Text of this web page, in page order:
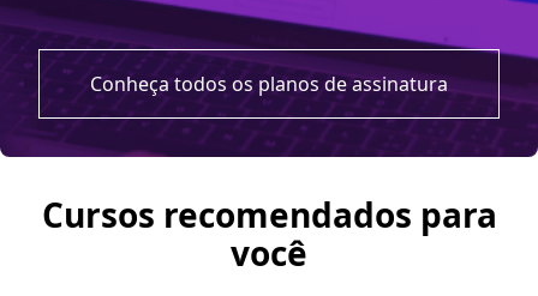
Conheça todos os planos de assinatura
Cursos recomendados para
você